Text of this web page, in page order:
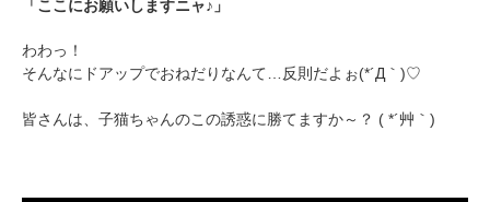
「ここにお願いしますニャ♪」
わわっ！
そんなにドアップでおねだりなんて…反則だよぉ(*´Д｀)♡
皆さんは、子猫ちゃんのこの誘惑に勝てますか～？ ( *´艸｀)